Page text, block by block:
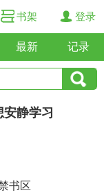
书架 登录
最新 记录
静学习
书区